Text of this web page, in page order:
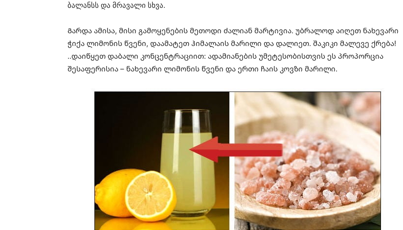
ბალანსს და მრავალი სხვა.
Გარდა ამისა, მისი გამოყენების მეთოდი ძალიან მარტივია. უბრალოდ აიღეთ ნახევარი
ჭიქა ლიმონის წვენი, დაამატეთ ჰიმალაის მარილი და დალიეთ. შაკიკი მალევე ქრება!
..დაიწყეთ დაბალი კონცენტრაციით: ადამიანების უმეტესობისთვის ეს პროპორცია
შესაფერისია – ნახევარი ლიმონის წვენი და ერთი ჩაის კოვზი მარილი.